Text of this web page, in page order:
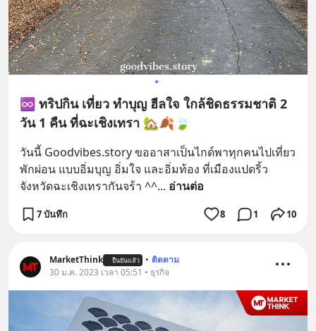
♾️ ทริปกิน เที่ยว ทำบุญ ฮีลใจ ใกล้ชิดธรรมชาติ 2
วัน 1 คืน ที่ฉะเชิงเทรา 🏡🍂🍃
วันนี้ Goodvibes.story ขออาสาเป็นไกด์พาทุกคนไปเที่ยว
พักผ่อน แบบอิ่มบุญ อิ่มใจ และอิ่มท้อง ที่เมืองแปดริ้ว
จังหวัดฉะเชิงเทรากันจร้า ^^... อ่านต่อ
7 บันทึก 8 1 10
MarketThink ยืนยันแล้ว • ติดตาม
30 ม.ค. 2023 เวลา 05:51 • ธุรกิจ